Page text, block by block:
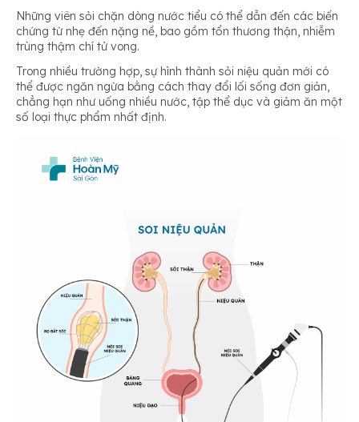
Những viên sỏi chặn dòng nước tiểu có thể dẫn đến các biến
chứng từ nhẹ đến nặng nề, bao gồm tổn thương thận, nhiễm
trùng thậm chí tử vong.
Trong nhiều trường hợp, sự hình thành sỏi niệu quản mới có
thể được ngăn ngừa bằng cách thay đổi lối sống đơn giản,
chẳng hạn như uống nhiều nước, tập thể dục và giảm ăn một
số loại thực phẩm nhất định.